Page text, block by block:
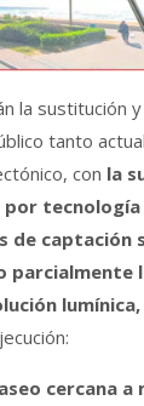
la sustitución
tanto
con la
tecnología
de captación
lumínica,
cercana a